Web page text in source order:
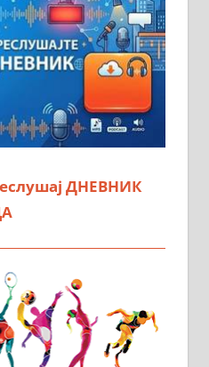
ДНЕВНИК